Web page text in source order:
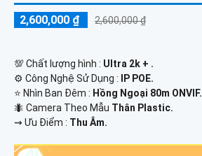
2,600,000 ₫ 2,600,000 ₫
💯 Chất lượng hình : Ultra 2k + .
⚙ Công Nghệ Sử Dụng :
IP POE.
⭐ Nhìn Ban Đêm : Hồng Ngoại 80m ONVIF.
🐜 Camera Theo Mẫu Thân Plastic.
️⇝ Ưu Điểm : Thu Âm.